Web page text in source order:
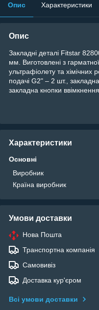
Опис Характеристики
Опис
Закладні деталі Fitstar
мм. Виготовлені з гарматної
ультрафіолету та хімічних
подачі G2" – 2 шт.,
закладна кнопки ввімкнення
Характеристики
Основні
Виробник
Країна виробник
Умови доставки
Нова Пошта
Транспортна компанія
Самовивіз
Доставка кур'єром
Всі умови доставки